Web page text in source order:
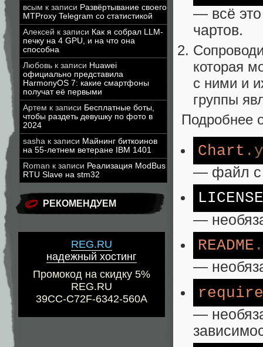
всым к записи Развёртывание своего
MTProxy Telegram со статистикой
Алексей к записи Как я собрал LLM-
печку на 4 GPU, и на что она
способна
Любовь к записи Huawei
официально представила
HarmonyOS 7: какие смартфоны
получат её первыми
Артем к записи Бесплатные боты,
чтобы раздеть девушку по фото в
2024
sasha к записи Майнинг биткоинов
на 55-летнем ветеране IBM 1401
Roman к записи Реализация ModBus
RTU Slave на stm32
РЕКОМЕНДУЕМ
REG.RU
надежный хостинг
Промокод на скидку 5%
REG.RU
39CC-C72F-6342-560A
— всё это
чартов.
которая
с ними и
группы
Подробнее
Chart
— файл с
LICE
—
README
—
—